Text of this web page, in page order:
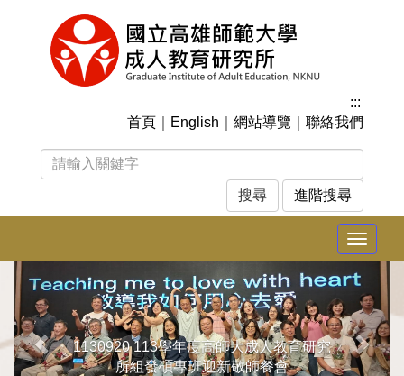
:::
首頁
English 網站導覽 聯絡我們
進階搜尋
Toggle
1130920 113學年度高師大成人教育研究
所組發碩專班迎新敬師餐會
上
一
張
下
一
張